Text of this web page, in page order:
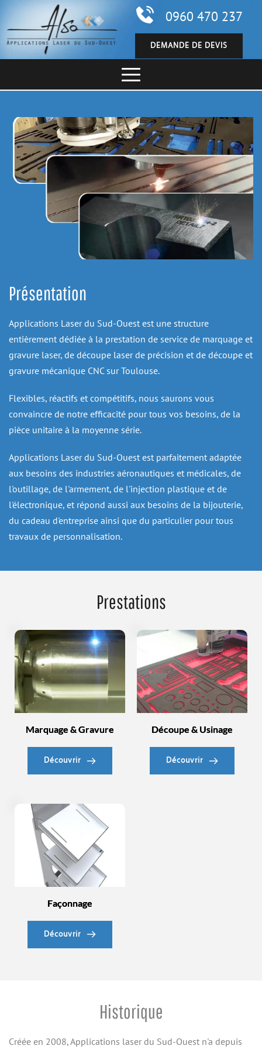
0960 470 237
DEMANDE DE DEVIS
Présentation
Applications Laser du Sud-Ouest est une structure
entièrement dédiée à la prestation de service de marquage et
gravure laser, de découpe laser de précision et de découpe et
gravure mécanique CNC sur Toulouse.
Flexibles, réactifs et compétitifs, nous saurons vous
convaincre de notre efficacité pour tous vos besoins, de la
pièce unitaire à la moyenne série.
Applications Laser du Sud-Ouest est parfaitement adaptée
aux besoins des industries aéronautiques et médicales, de
l'outillage, de l'armement, de l'injection plastique et de
l'électronique, et répond aussi aux besoins de la bijouterie,
du cadeau d'entreprise ainsi que du particulier pour tous
travaux de personnalisation.
Prestations
Marquage & Gravure
Découvrir
Découpe & Usinage
Découvrir
Façonnage
Découvrir
Historique
Créée en 2008, Applications laser du Sud-Ouest n'a depuis